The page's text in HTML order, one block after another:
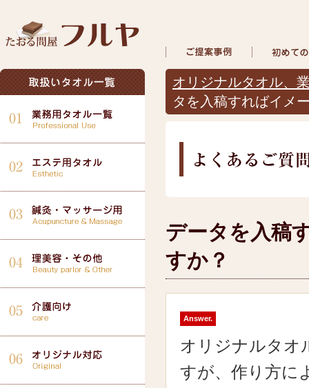
オリジナルタオル、
タを入稿すればイメ
データを入稿
すか？
Answer.
オリジナルタオ
すが、作り方に